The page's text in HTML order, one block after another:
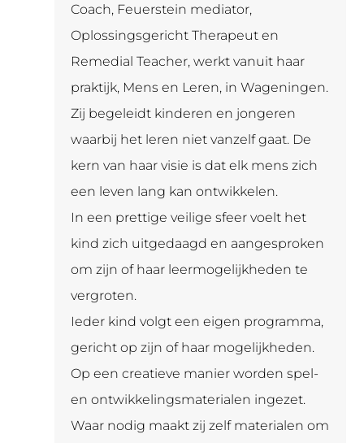
Coach, Feuerstein mediator,
Oplossingsgericht Therapeut en
Remedial Teacher, werkt vanuit haar
praktijk, Mens en Leren, in Wageningen.
Zij begeleidt kinderen en jongeren
waarbij het leren niet vanzelf gaat. De
kern van haar visie is dat elk mens zich
een leven lang kan ontwikkelen.
In een prettige veilige sfeer voelt het
kind zich uitgedaagd en aangesproken
om zijn of haar leermogelijkheden te
vergroten.
Ieder kind volgt een eigen programma,
gericht op zijn of haar mogelijkheden.
Op een creatieve manier worden spel-
en ontwikkelingsmaterialen ingezet.
Waar nodig maakt zij zelf materialen om